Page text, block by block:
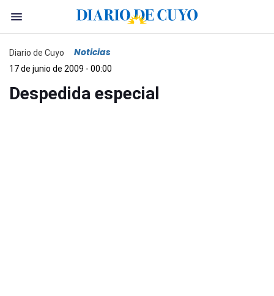
Diario de Cuyo Noticias
17 de junio de 2009 - 00:00
Despedida especial